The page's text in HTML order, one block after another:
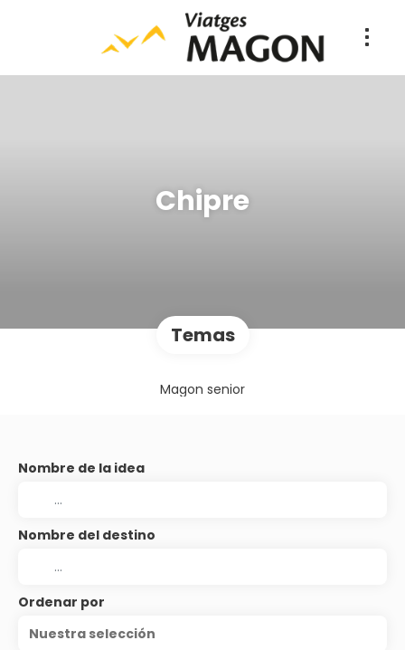
Chipre
Temas
Magon senior
Nombre de la idea
Nombre del destino
Ordenar por
Nuestra selección